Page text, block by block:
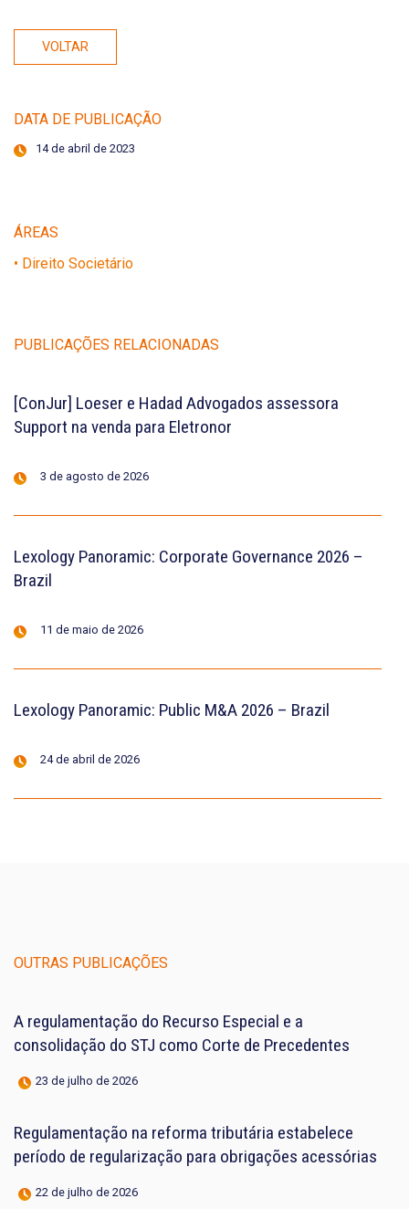
VOLTAR
DATA DE PUBLICAÇÃO
14 de abril de 2023
ÁREAS
• Direito Societário
PUBLICAÇÕES RELACIONADAS
[ConJur] Loeser e Hadad Advogados assessora
Support na venda para Eletronor
3 de agosto de 2026
Lexology Panoramic: Corporate Governance 2026 –
Brazil
11 de maio de 2026
Lexology Panoramic: Public M&A 2026 – Brazil
24 de abril de 2026
OUTRAS PUBLICAÇÕES
A regulamentação do Recurso Especial e a
consolidação do STJ como Corte de Precedentes
23 de julho de 2026
Regulamentação na reforma tributária estabelece
período de regularização para obrigações acessórias
22 de julho de 2026